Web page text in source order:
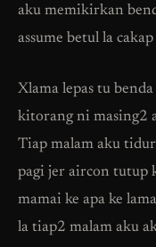
aku memikirkan
assume betul la
Xlama lepas tu
kitorang ni masing2
Tiap malam aku
pagi jer aircon tutup
mamai ke apa ke
la tiap2 malam aku